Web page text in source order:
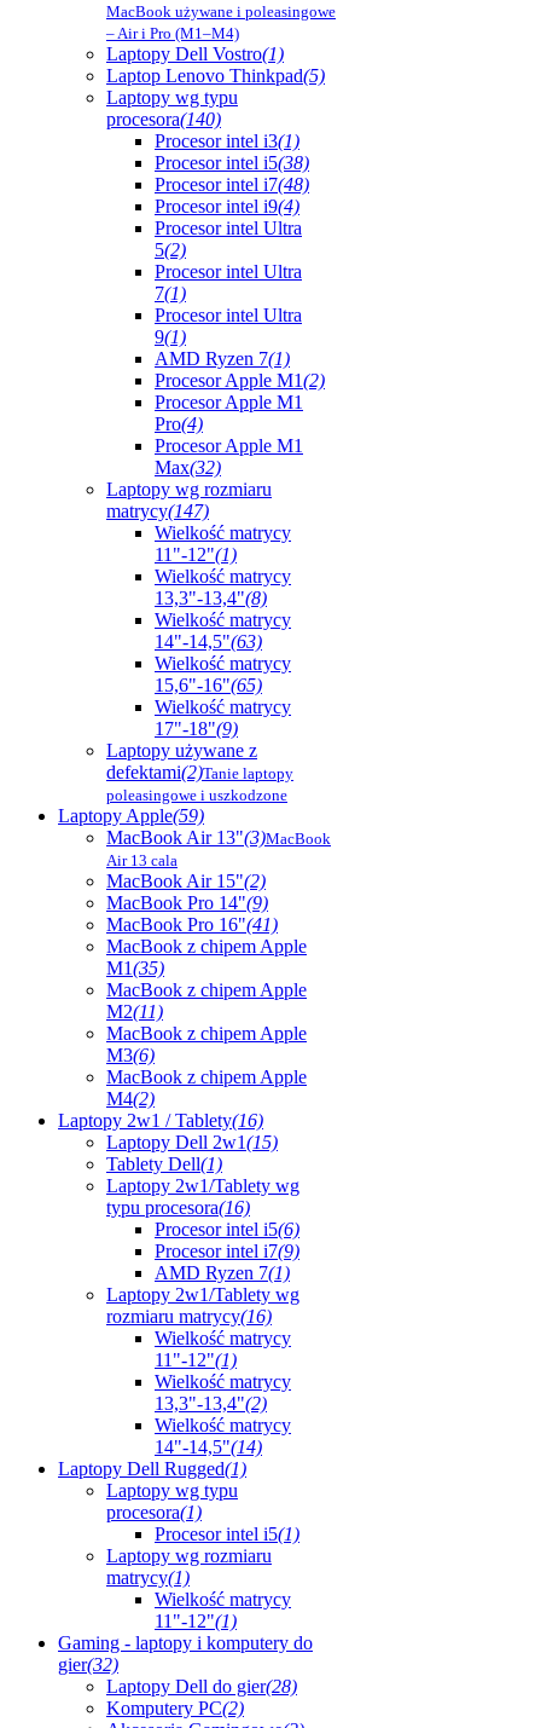
MacBook używane i poleasingowe
– Air i Pro (M1–M4)
Laptopy Dell Vostro(1)
Laptop Lenovo Thinkpad(5)
Laptopy wg typu
procesora(140)
Procesor intel i3(1)
Procesor intel i5(38)
Procesor intel i7(48)
Procesor intel i9(4)
Procesor intel Ultra
5(2)
Procesor intel Ultra
7(1)
Procesor intel Ultra
9(1)
AMD Ryzen 7(1)
Procesor Apple M1(2)
Procesor Apple M1
Pro(4)
Procesor Apple M1
Max(32)
Laptopy wg rozmiaru
matrycy(147)
Wielkość matrycy
11"-12"(1)
Wielkość matrycy
13,3"-13,4"(8)
Wielkość matrycy
14"-14,5"(63)
Wielkość matrycy
15,6"-16"(65)
Wielkość matrycy
17"-18"(9)
Laptopy używane z
defektami(2)Tanie laptopy
poleasingowe i uszkodzone
Laptopy Apple(59)
MacBook Air 13"(3)MacBook
Air 13 cala
MacBook Air 15"(2)
MacBook Pro 14"(9)
MacBook Pro 16"(41)
MacBook z chipem Apple
M1(35)
MacBook z chipem Apple
M2(11)
MacBook z chipem Apple
M3(6)
MacBook z chipem Apple
M4(2)
Laptopy 2w1 / Tablety(16)
Laptopy Dell 2w1(15)
Tablety Dell(1)
Laptopy 2w1/Tablety wg
typu procesora(16)
Procesor intel i5(6)
Procesor intel i7(9)
AMD Ryzen 7(1)
Laptopy 2w1/Tablety wg
rozmiaru matrycy(16)
Wielkość matrycy
11"-12"(1)
Wielkość matrycy
13,3"-13,4"(2)
Wielkość matrycy
14"-14,5"(14)
Laptopy Dell Rugged(1)
Laptopy wg typu
procesora(1)
Procesor intel i5(1)
Laptopy wg rozmiaru
matrycy(1)
Wielkość matrycy
11"-12"(1)
Gaming - laptopy i komputery do
gier(32)
Laptopy Dell do gier(28)
Komputery PC(2)